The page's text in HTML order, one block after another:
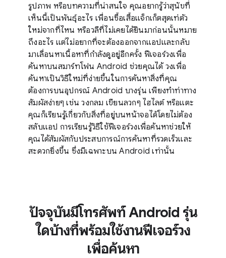
รูปภาพ หรือบทความที่น่าสนใจ คุณอยากรู้ว่าสุนัขที่
เห็นนี้เป็นพันธุ์อะไร เพื่อนซื้อเสื้อแจ็กเก็ตสุดเท่ตัว
ใหม่จากที่ไหน หรือวลีที่ไม่เคยได้ยินมาก่อนนั้นหมาย
ถึงอะไร แต่ไม่อยากที่จะต้องออกจากแอปและกลับ
มาเลื่อนหาเนื้อหาที่กำลังดูอยู่อีกครั้ง ฟีเจอร์วงเพื่อ
ค้นหาบนสมาร์ทโฟน Android ช่วยคุณได้ วงเพื่อ
ค้นหาเป็นวิธีใหม่ที่ง่ายขึ้นในการค้นหาสิ่งที่คุณ
ต้องการบนอุปกรณ์ Android บางรุ่น เพียงทำท่าทาง
สัมผัสง่ายๆ เช่น วงกลม เขียนลวกๆ ไฮไลต์ หรือแตะ
คุณก็เรียนรู้เกี่ยวกับสิ่งที่อยู่บนหน้าจอได้โดยไม่ต้อง
สลับแอป การเรียนรู้วิธีใช้ฟีเจอร์วงเพื่อค้นหาช่วยให้
คุณได้สัมผัสกับประสบการณ์การค้นหาที่รวดเร็วและ
สะดวกยิ่งขึ้น ซึ่งมีเฉพาะบน Android เท่านั้น
ปัจจุบันมีโทรศัพท์ Android รุ่น
ใดบ้างที่พร้อมใช้งานฟีเจอร์วง
เพื่อค้นหา